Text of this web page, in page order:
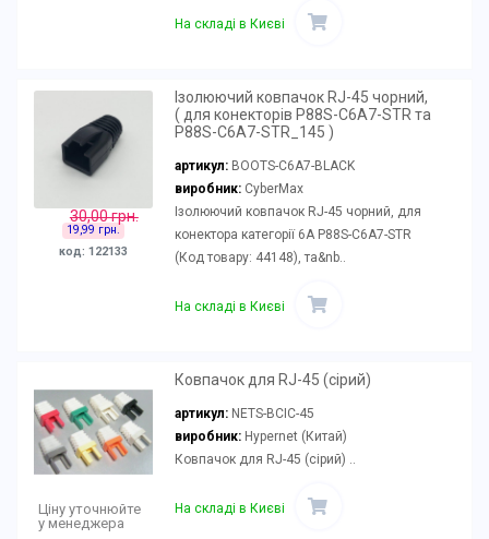
На складі в Києві
30,00 грн.
19,99 грн.
код: 122133
Ізолюючий ковпачок RJ-45 чорний,
( для конекторів P88S-C6A7-STR та
P88S-C6A7-STR_145 )
артикул: BOOTS-C6A7-BLACK
виробник:CyberMax
Ізолюючий ковпачок RJ-45 чорний, для
конектора категорії 6А P88S-C6A7-STR
(Код товару: 44148), та&nb..
На складі в Києві
Ціну уточнюйте
у менеджера
Ковпачок для RJ-45 (сірий)
артикул: NETS-BCIC-45
виробник:Hypernet (Китай)
Ковпачок для RJ-45 (сірий) ..
На складі в Києві